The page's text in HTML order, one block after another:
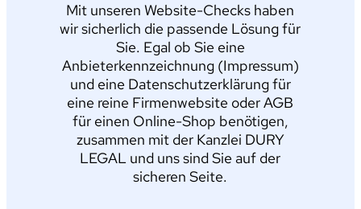
Mit unseren Website-Checks haben
wir sicherlich die passende Lösung für
Sie. Egal ob Sie eine
Anbieterkennzeichnung (Impressum)
und eine Datenschutzerklärung für
eine reine Firmenwebsite oder AGB
für einen Online-Shop benötigen,
zusammen mit der Kanzlei DURY
LEGAL und uns sind Sie auf der
sicheren Seite.